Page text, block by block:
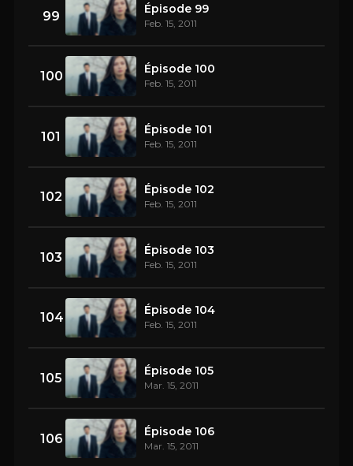
99 Épisode 99
Feb. 15, 2011
100 Épisode 100
Feb. 15, 2011
101 Épisode 101
Feb. 15, 2011
102 Épisode 102
Feb. 15, 2011
103 Épisode 103
Feb. 15, 2011
104 Épisode 104
Feb. 15, 2011
105 Épisode 105
Mar. 15, 2011
106 Épisode 106
Mar. 15, 2011